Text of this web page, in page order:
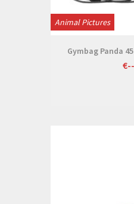
Animal Pictures
Gymbag Panda